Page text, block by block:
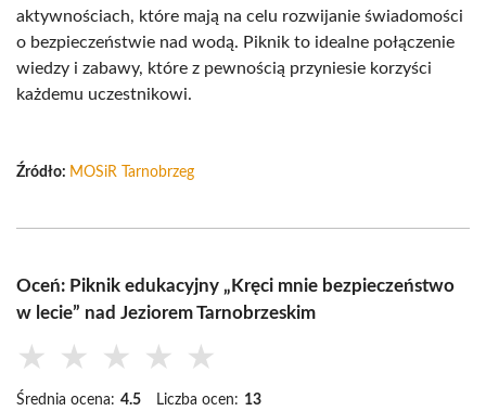
aktywnościach, które mają na celu rozwijanie świadomości
o bezpieczeństwie nad wodą. Piknik to idealne połączenie
wiedzy i zabawy, które z pewnością przyniesie korzyści
każdemu uczestnikowi.
Źródło: MOSiR Tarnobrzeg
Oceń: Piknik edukacyjny „Kręci mnie bezpieczeństwo
w lecie” nad Jeziorem Tarnobrzeskim
★ ★ ★ ★ ★
Średnia ocena: 4.5 Liczba ocen: 13